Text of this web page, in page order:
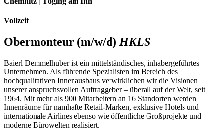
Vollzeit
Obermonteur (m/w/d) HKLS
Baierl Demmelhuber ist ein mittelständisches, inhabergeführtes
Unternehmen. Als führende Spezialisten im Bereich des
hochqualitativen Innenausbaus verwirklichen wir die Visionen
unserer anspruchsvollen Auftraggeber – überall auf der Welt, seit
1964. Mit mehr als 900 Mitarbeitern an 16 Standorten werden
Innenräume für namhafte Retail-Marken, exklusive Hotels und
internationale Airlines ebenso wie öffentliche Großprojekte und
moderne Bürowelten realisiert.